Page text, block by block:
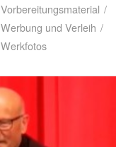
/
und Verleih /